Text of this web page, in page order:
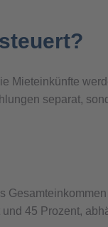
Mieteinkünfte
separat,
45 Prozent,